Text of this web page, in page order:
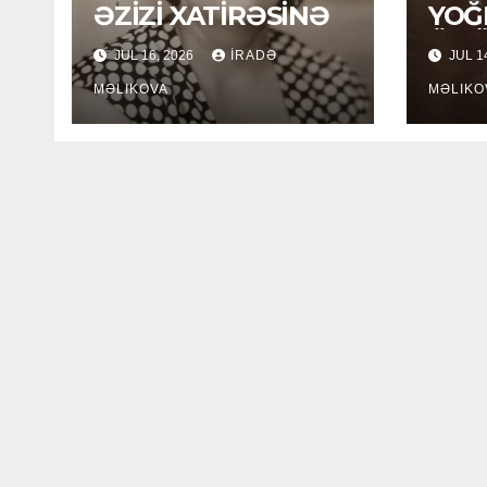
ƏZİZİ XATİRƏSİNƏ
JUL 16, 2026 İRADƏ
MƏLIKOVA
JUL